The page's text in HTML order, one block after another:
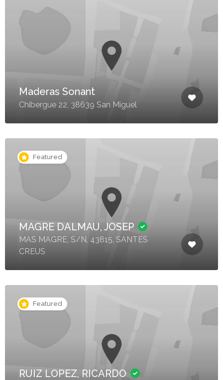
Maderas Sonant
Chibergue 22, 38639 San Miguel
Featured
MAGRE DALMAU, JOSEP
MAS MAGRE, S/N, 43815, SANTES
CREUS
Featured
RUIZ LOPEZ, RICARDO